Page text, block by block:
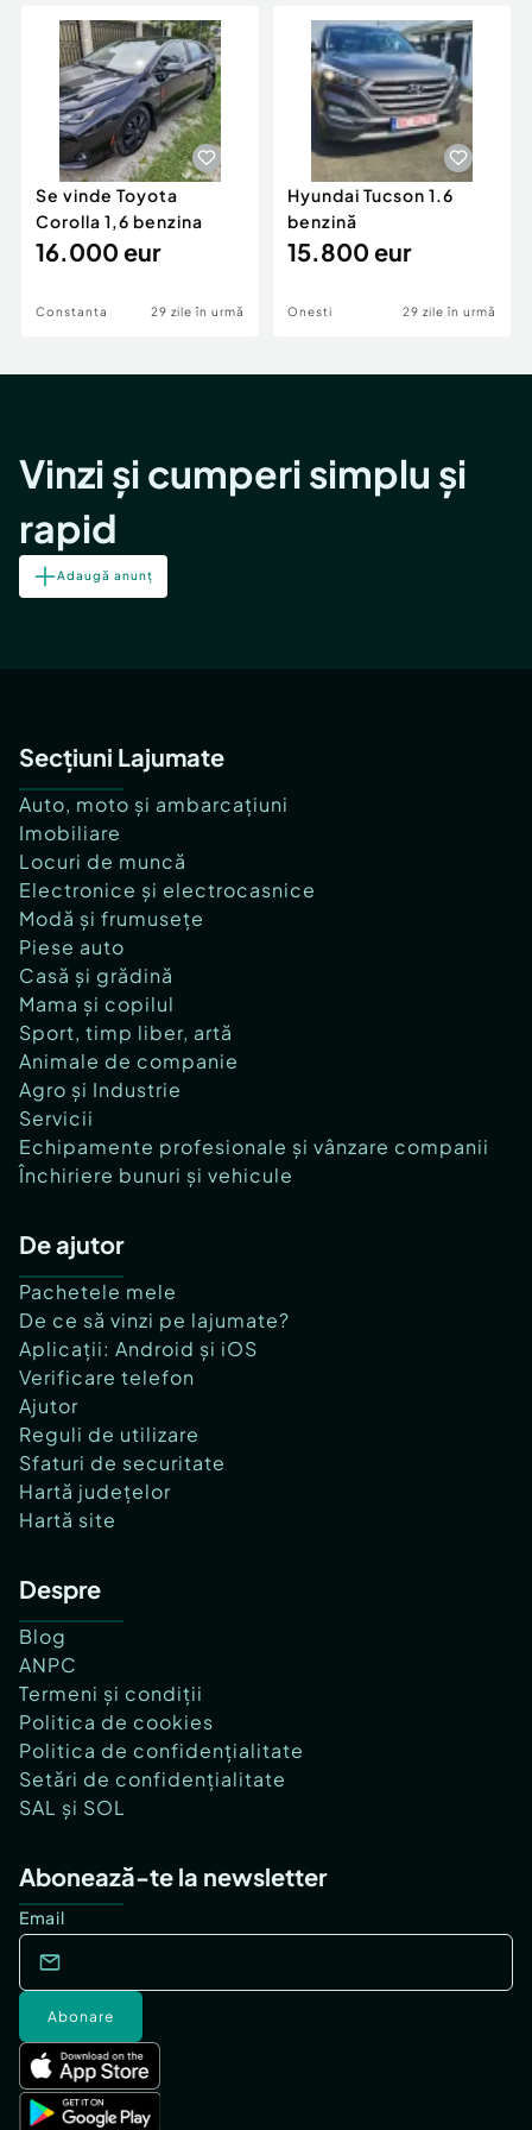
Servicii
Animale de companie
Afaceri și echipamente profesionale
Inchiriere Bunuri si Vehicule
Utilaje agricole si industriale
Piese auto si accesorii
Dacia Duster
Se vinde Toyota
Corolla 1,6 benzina
16.000 eur
Constanta 29 zile în urmă
Hyundai Tucson 1.6
benzină
15.800 eur
Onesti 29 zile în urmă
Vinzi și cumperi simplu și
rapid
Adaugă anunț
Secțiuni Lajumate
Auto, moto și ambarcațiuni
Imobiliare
Locuri de muncă
Electronice și electrocasnice
Modă și frumusețe
Piese auto
Casă și grădină
Mama și copilul
Sport, timp liber, artă
Animale de companie
Agro și Industrie
Servicii
Echipamente profesionale și vânzare companii
Închiriere bunuri și vehicule
De ajutor
Pachetele mele
De ce să vinzi pe lajumate?
Aplicații: Android și iOS
Verificare telefon
Ajutor
Reguli de utilizare
Sfaturi de securitate
Hartă județelor
Hartă site
Despre
Blog
ANPC
Termeni și condiții
Politica de cookies
Politica de confidențialitate
Setări de confidențialitate
SAL și SOL
Abonează-te la newsletter
Email
Abonare